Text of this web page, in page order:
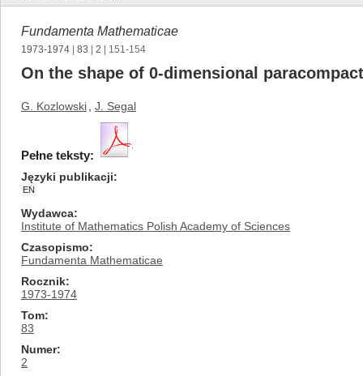
Fundamenta Mathematicae
1973-1974 83 2 | 151-154
On the shape of 0-dimensional
G. Kozlowski J. Segal
Pełne teksty:
Języki publikacji
EN
Wydawca
Institute of Mathematics Polish Academy of Sciences
Czasopismo
Fundamenta Mathematicae
Rocznik
1973-1974
Tom
83
Numer
2